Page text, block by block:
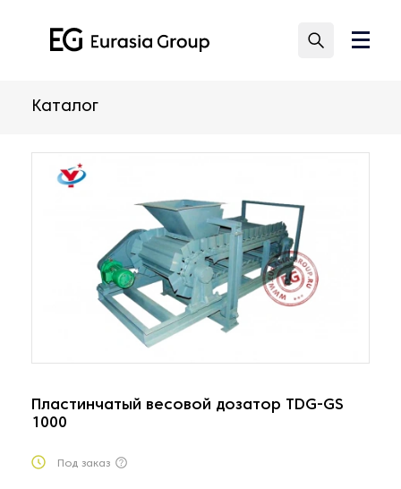
Каталог
Пластинчатый весовой дозатор TDG-GS
1000
Под заказ